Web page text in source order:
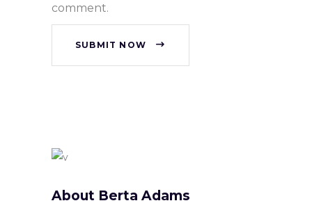
comment.
SUBMIT NOW
About Berta Adams